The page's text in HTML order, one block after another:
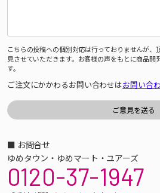
こちらの投稿への個別対応は行っておりませんが、
見させていただきます。お客様の声をもとに商品開
す。
ご注文にかかわるお問い合わせはお問い合
■ お問合せ
ゆめタウン・ゆめマート・ユアーズ
0120-37-1947